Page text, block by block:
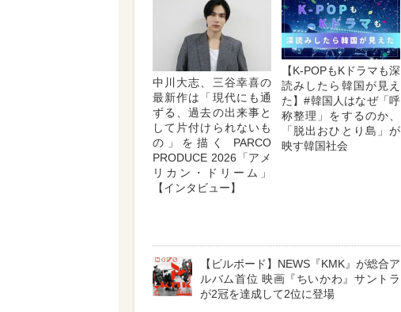
中川大志、三谷幸喜の
最新作は「現代にも通
ずる、過去の出来事と
して片付けられないも
の」を描く PARCO
PRODUCE 2026「アメ
リカン・ドリーム」
【インタビュー】
【K-POPもKドラマも深
読みしたら韓国が見え
た】#韓国人はなぜ「呼
称整理」をするのか、
「脱出おひとり島」が
映す韓国社会
【ビルボード】NEWS『KMK』が総合ア
ルバム首位 映画『ちいかわ』サントラ
が2冠を達成して2位に登場